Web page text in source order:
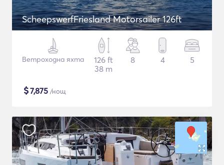
ScheepswerfFriesland Motorsailer 126ft
Ветроходна яхта
126 ft
38 m
8 4 5
$7,875 /нощ